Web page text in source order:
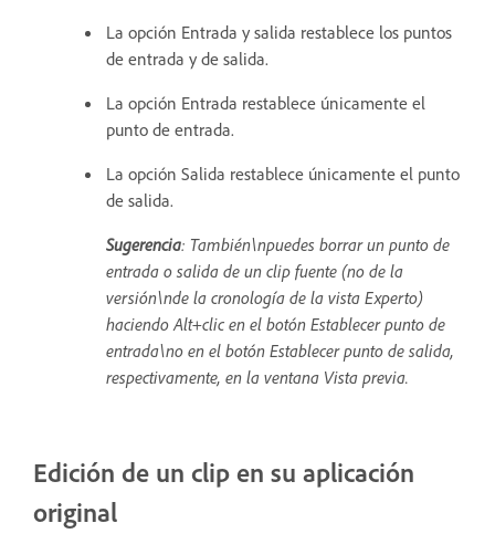
La opción Entrada y salida restablece los puntos
de entrada y de salida.
La opción Entrada restablece únicamente el
punto de entrada.
La opción Salida restablece únicamente el punto
de salida.
Sugerencia: También\npuedes borrar un punto de
entrada o salida de un clip fuente (no de la
versión\nde la cronología de la vista Experto)
haciendo Alt+clic en el botón Establecer punto de
entrada\no en el botón Establecer punto de salida,
respectivamente, en la ventana Vista previa.
Edición de un clip en su aplicación
original